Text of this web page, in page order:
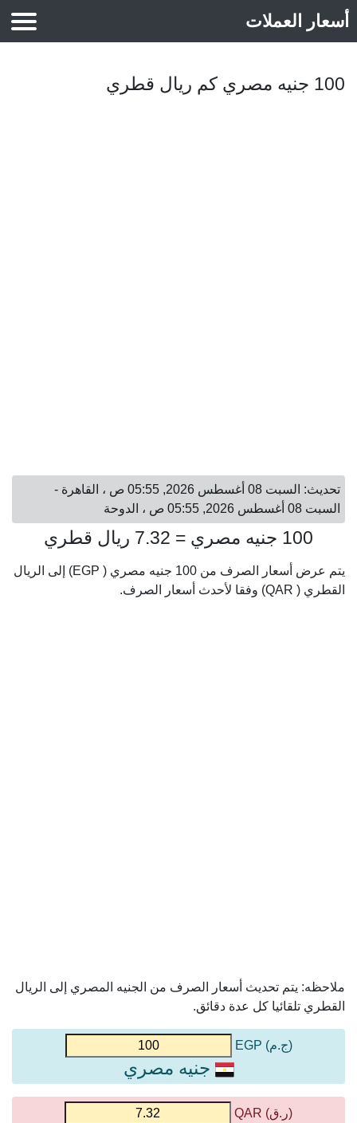
أسعار العملات
100 جنيه مصري كم ريال قطري
تحديث: السبت 08 أغسطس 2026, 05:55 ص ، القاهرة -
السبت 08 أغسطس 2026, 05:55 ص ، الدوحة
100 جنيه مصري = 7.32 ريال قطري
يتم عرض أسعار الصرف من 100 جنيه مصري ( EGP) إلى الريال
القطري ( QAR) وفقا لأحدث أسعار الصرف.
ملاحظه: يتم تحديث أسعار الصرف من الجنيه المصري إلى الريال
القطري تلقائيا كل عدة دقائق.
(ج.م) EGP
جنيه مصري
(ر.ق) QAR